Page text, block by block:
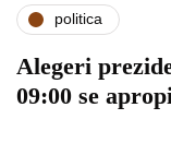
politica
Alegeri
09:00 se